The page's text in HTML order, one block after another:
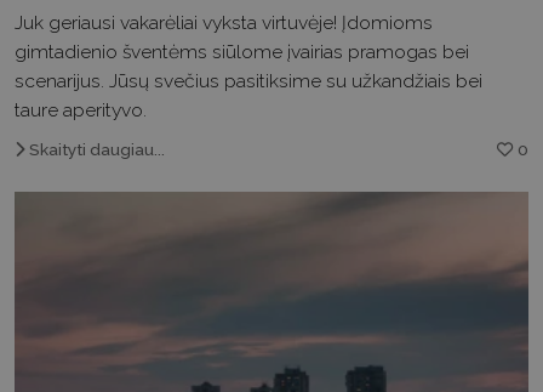
Juk geriausi vakarėliai vyksta virtuvėje! Įdomioms
gimtadienio šventėms siūlome įvairias pramogas bei
scenarijus. Jūsų svečius pasitiksime su užkandžiais bei
taure aperityvo.
Skaityti daugiau... 0